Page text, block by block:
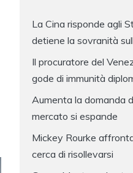
La Cina risponde agli
detiene la sovranità
Il procuratore del
gode di immunità
Aumenta la domanda
mercato si espande
Mickey Rourke
cerca di risollevarsi